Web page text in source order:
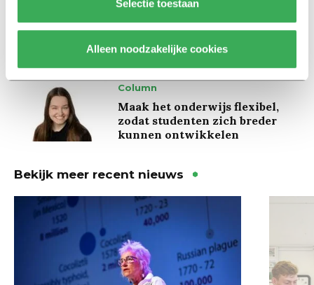
Selectie toestaan
Alleen noodzakelijke cookies
Ritalin, koffie en
studenten de tentamenperiode
door
Column
Maak het onderwijs flexibel,
zodat studenten zich breder
kunnen ontwikkelen
Bekijk meer recent nieuws